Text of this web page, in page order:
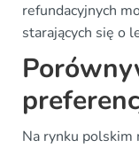
refundacyjnych
starających się o
Na rynku polskim